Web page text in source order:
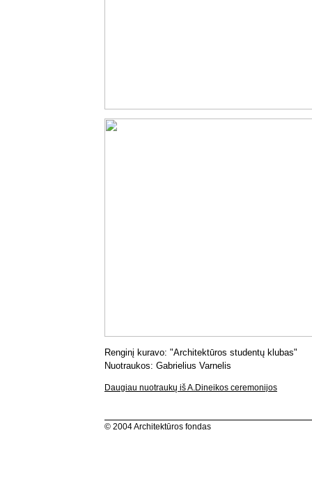
Renginį kuravo: "Architektūros studentų klubas"
Nuotraukos: Gabrielius Varnelis
Daugiau nuotraukų iš A.Dineikos ceremonijos
© 2004 Architektūros fondas